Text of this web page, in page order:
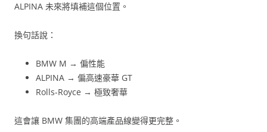
ALPINA 未來將填補這個位置。
換句話說：
BMW M → 偏性能
ALPINA → 偏高速豪華 GT
Rolls-Royce → 極致奢華
這會讓 BMW 集團的高端產品線變得更完整。